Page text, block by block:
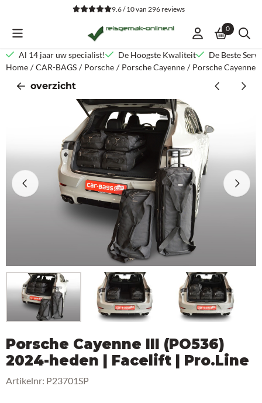
Cookievoorkeuren zijn beschikbaar. Kies instellingen of sta alle
9.6 / 10van296reviews
0
Al 14 jaar uw specialist! De Hoogste Kwaliteit
De Beste
Home / CAR-BAGS / Porsche / Porsche Cayenne / Porsche Cayenne
overzicht
Porsche Cayenne III (PO536)
2024-heden | Facelift | Pro.Line
Artikelnr: P23701SP